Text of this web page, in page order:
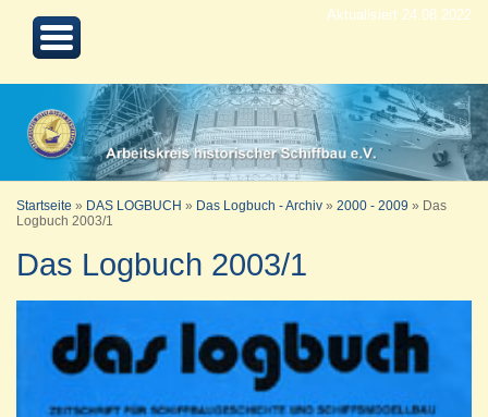
Aktualisiert 24.08.2022
Startseite » DAS LOGBUCH » Das Logbuch - Archiv » 2000 - 2009 »
Das
Logbuch 2003/1
Das Logbuch 2003/1